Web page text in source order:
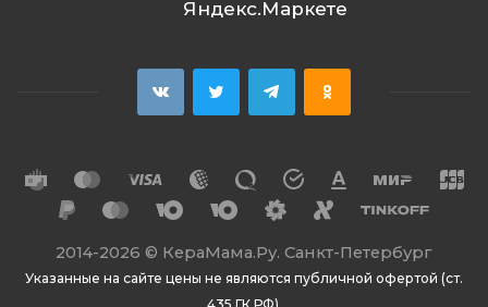
2014-2026 © КераМама.Ру. Санкт-Петербург
Указанные на сайте цены не являются публичной офертой (ст.